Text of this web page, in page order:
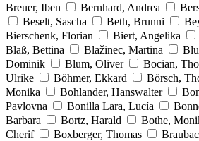
Breuer, Iben
Bernhard, Andrea
Beselt, Sascha
Beth, Brunni
Bierschenk, Florian
Biert, Angelika
Blaß, Bettina
Blažinec, Martina
Dominik
Blum, Oliver Bocian,
Ulrike
Böhmer, Ekkard Börsch,
Monika
Bohlander, Hanswalter
Pavlovna
Bonilla Lara, Lucía
Barbara
Bortz, Harald Bothe,
Cherif
Boxberger, Thomas